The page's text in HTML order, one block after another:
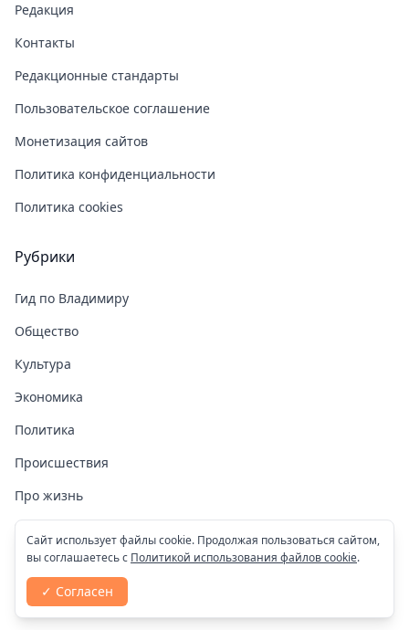
Редакция
Контакты
Редакционные стандарты
Пользовательское соглашение
Монетизация сайтов
Политика конфиденциальности
Политика cookies
Рубрики
Гид по Владимиру
Общество
Культура
Экономика
Политика
Происшествия
Про жизнь
Здоровье
COVID-19
Спорт
Сайт использует файлы cookie. Продолжая пользоваться сайтом,
вы соглашаетесь с Политикой использования файлов cookie.
✓ Согласен